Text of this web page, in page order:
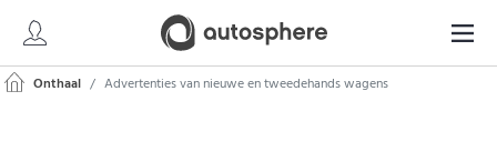
Onthaal Advertenties van nieuwe en tweedehands wagens